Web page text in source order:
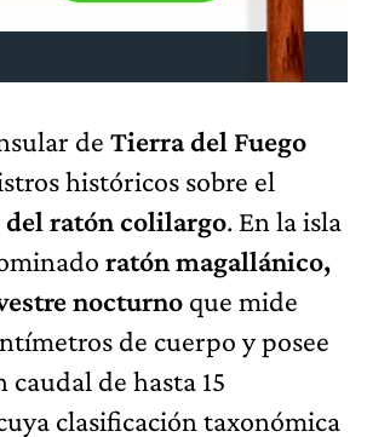
de Tierra del Fuego
históricos sobre el
ratón colilargo. En la isla
ratón magallánico,
nocturno que mide
de cuerpo y posee
de hasta 15
clasificación taxonómica